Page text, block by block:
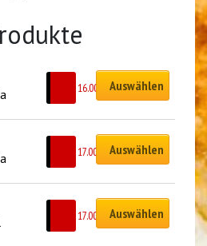
16.00 Auswählen
17.00 Auswählen
17.00 Auswählen